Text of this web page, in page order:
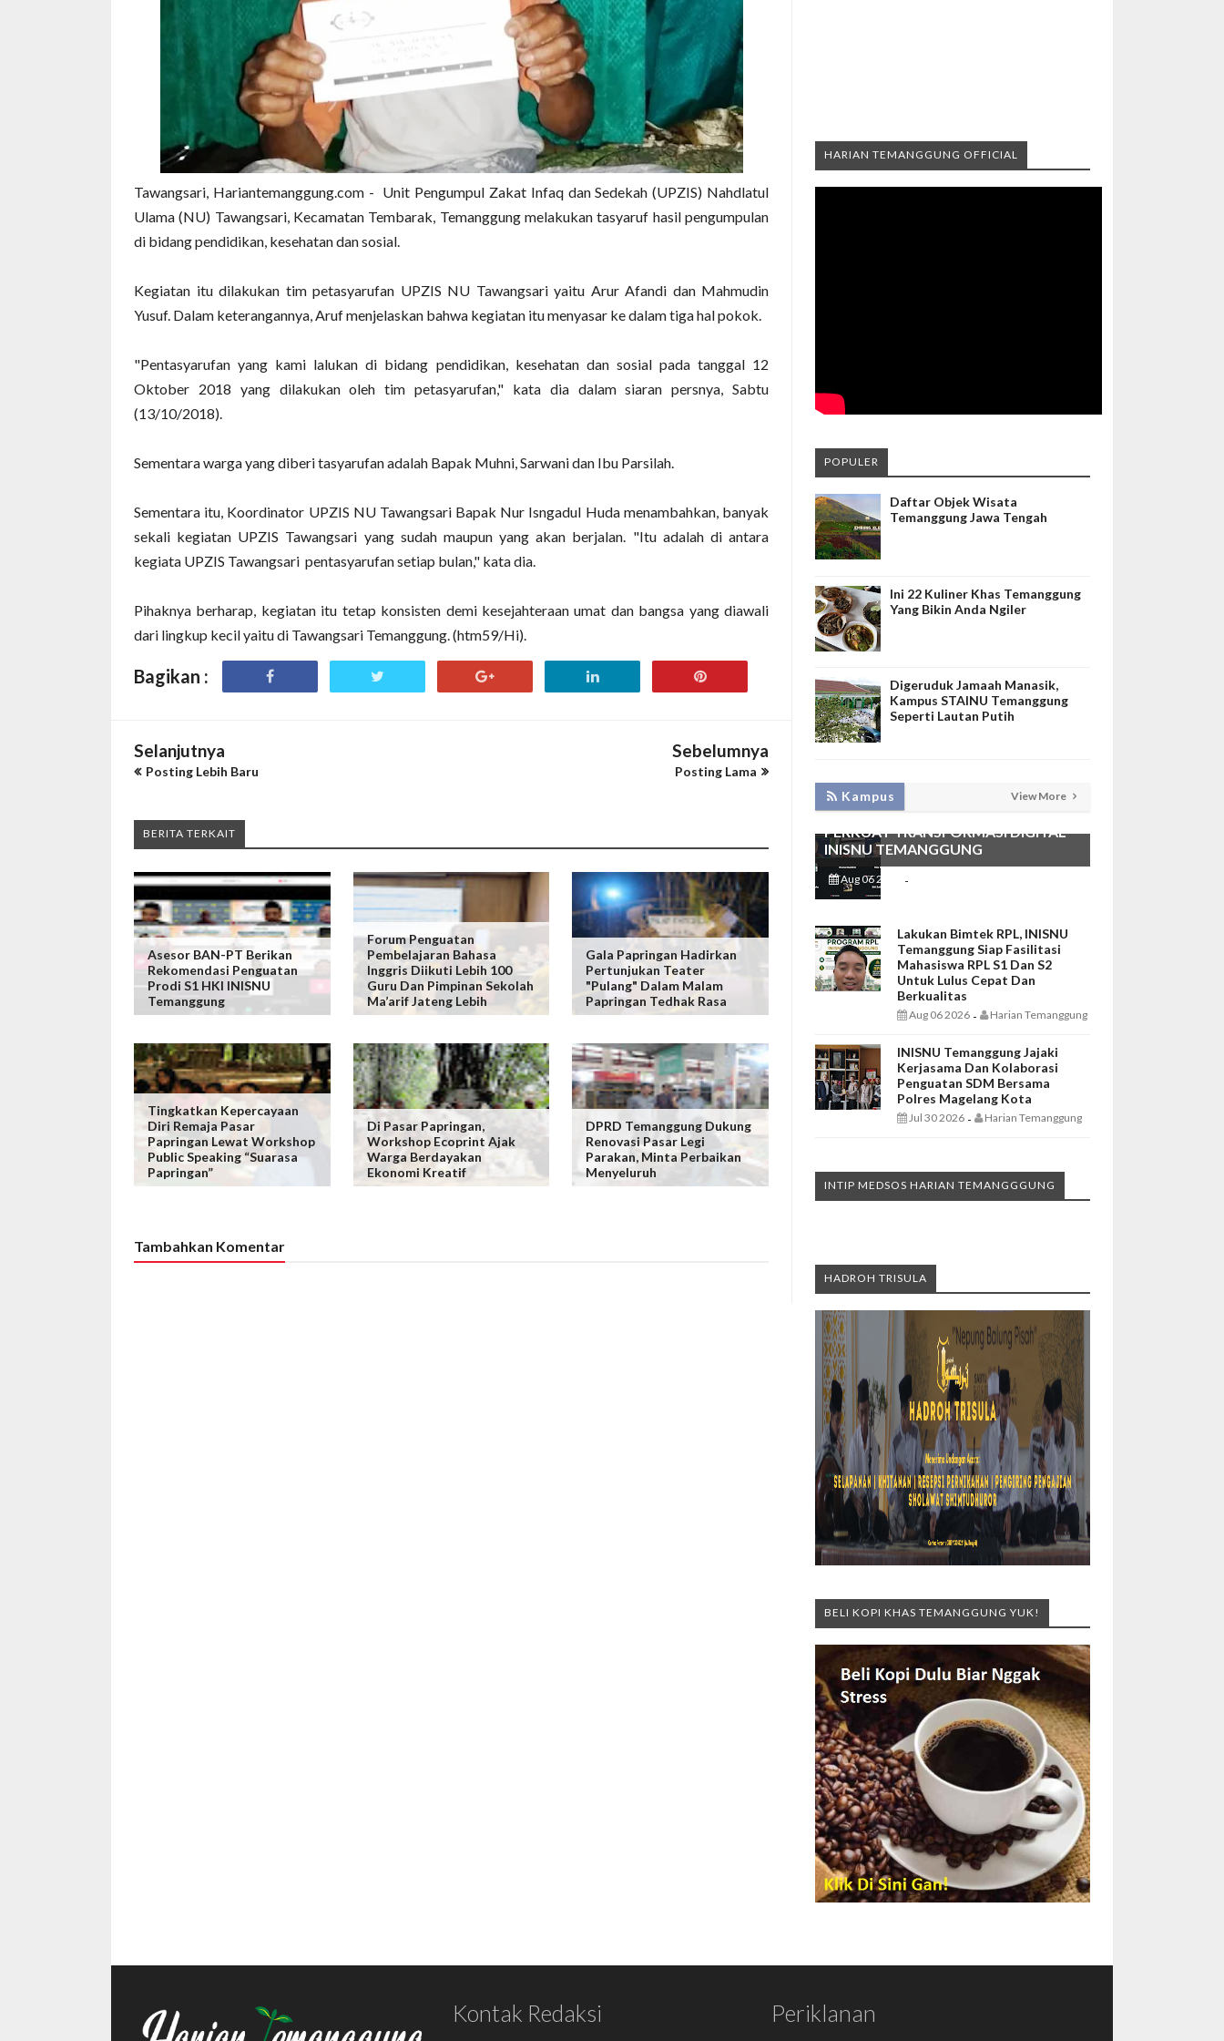
Tawangsari, Hariantemanggung.com - Unit Pengumpul Zakat Infaq dan Sedekah (UPZIS) Nahdlatul
Ulama (NU) Tawangsari, Kecamatan Tembarak, Temanggung melakukan tasyaruf hasil pengumpulan
di bidang pendidikan, kesehatan dan sosial.
Kegiatan itu dilakukan tim petasyarufan UPZIS NU Tawangsari yaitu Arur Afandi dan Mahmudin
Yusuf. Dalam keterangannya, Aruf menjelaskan bahwa kegiatan itu menyasar ke dalam tiga hal pokok.
"Pentasyarufan yang kami lalukan di bidang pendidikan, kesehatan dan sosial pada tanggal 12
Oktober 2018 yang dilakukan oleh tim petasyarufan," kata dia dalam siaran persnya, Sabtu
(13/10/2018).
Sementara warga yang diberi tasyarufan adalah Bapak Muhni, Sarwani dan Ibu Parsilah.
Sementara itu, Koordinator UPZIS NU Tawangsari Bapak Nur Isngadul Huda menambahkan, banyak
sekali kegiatan UPZIS Tawangsari yang sudah maupun yang akan berjalan. "Itu adalah di antara
kegiata UPZIS Tawangsari pentasyarufan setiap bulan," kata dia.
Pihaknya berharap, kegiatan itu tetap konsisten demi kesejahteraan umat dan bangsa yang diawali
dari lingkup kecil yaitu di Tawangsari Temanggung. (htm59/Hi).
Bagikan :
Selanjutnya
Posting Lebih Baru
Sebelumnya
Posting Lama
BERITA TERKAIT
Asesor BAN-PT Berikan
Rekomendasi Penguatan
Prodi S1 HKI INISNU
Temanggung
Forum Penguatan
Pembelajaran Bahasa
Inggris Diikuti Lebih 100
Guru Dan Pimpinan Sekolah
Ma’arif Jateng Lebih
Gala Papringan Hadirkan
Pertunjukan Teater
"Pulang" Dalam Malam
Papringan Tedhak Rasa
Tingkatkan Kepercayaan
Diri Remaja Pasar
Papringan Lewat Workshop
Public Speaking “Suarasa
Papringan”
Di Pasar Papringan,
Workshop Ecoprint Ajak
Warga Berdayakan
Ekonomi Kreatif
DPRD Temanggung Dukung
Renovasi Pasar Legi
Parakan, Minta Perbaikan
Menyeluruh
Tambahkan Komentar
HARIAN TEMANGGUNG OFFICIAL
POPULER
Daftar Objek Wisata
Temanggung Jawa Tengah
Ini 22 Kuliner Khas Temanggung
Yang Bikin Anda Ngiler
Digeruduk Jamaah Manasik,
Kampus STAINU Temanggung
Seperti Lautan Putih
Kampus View More
KEMBANGKAN SIM LAYANAN,
HADIRKAN TIM SEVIMA UNTUK
PERKUAT TRANSFORMASI DIGITAL
INISNU TEMANGGUNG
Aug 06 2026 -
Lakukan Bimtek RPL, INISNU
Temanggung Siap Fasilitasi
Mahasiswa RPL S1 Dan S2
Untuk Lulus Cepat Dan
Berkualitas
Aug 06 2026 - Harian Temanggung
INISNU Temanggung Jajaki
Kerjasama Dan Kolaborasi
Penguatan SDM Bersama
Polres Magelang Kota
Jul 30 2026 - Harian Temanggung
INTIP MEDSOS HARIAN TEMANGGGUNG
HADROH TRISULA
BELI KOPI KHAS TEMANGGUNG YUK!
Kontak Redaksi Periklanan